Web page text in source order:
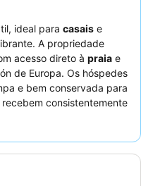
ideal para casais e
A propriedade
acesso direto à praia e
de Europa. Os hóspedes
e bem conservada para
consistentemente
para diversas
para longe da área da